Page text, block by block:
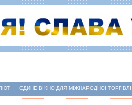
ЄДИНЕ ВІКНО ДЛЯ МІЖНАРОДНОЇ ТОРГІВЛІ